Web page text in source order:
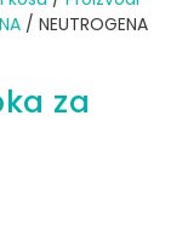
/ NEUTROGENA
za